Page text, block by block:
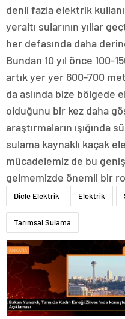
denli fazla elektrik
yeraltı sularının yıllar
her defasında daha
Bundan 10 yıl önce
artık yer yer 600-700
da aslında bize bölgede
olduğunu bir kez daha
araştırmaların ışığında
sulama kaynaklı kaçak
mücadelemiz de bu
gelmemizde önemli bir
Dicle Elektrik Elektrik
Tarımsal Sulama